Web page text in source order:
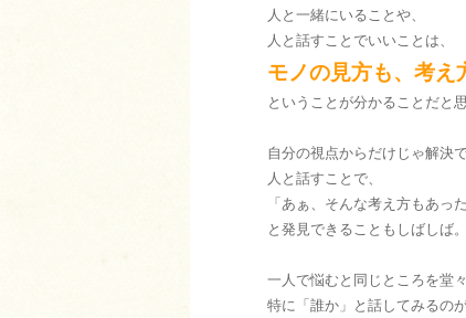
人と一緒にいることや、
人と話すことでいいことは、
モノの見方も、考え
ということが分かることだと
自分の視点からだけじゃ解決
人と話すことで、
「あぁ、そんな考え方もあっ
と発見できることもしばしば。
一人で悩むと同じところを堂
特に「誰か」と話してみるの